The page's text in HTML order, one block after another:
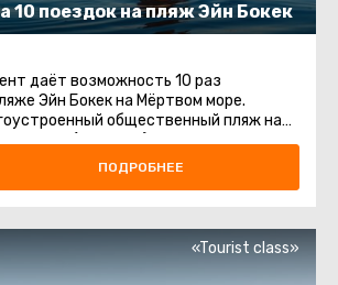
10 поездок на пляж Эйн Бокек
даёт возможность 10 раз
Эйн Бокек на Мёртвом море.
общественный пляж на
(платные) ...
ПОДРОБНЕЕ
«Tourist class»